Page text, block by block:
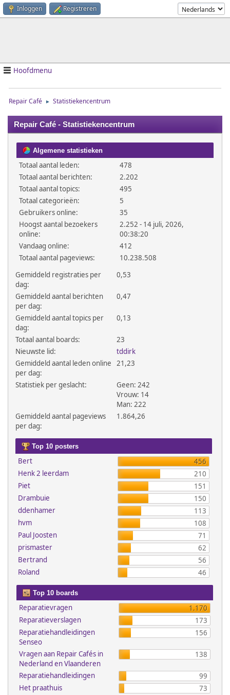
Inloggen Registreren
Hoofdmenu
Repair Café ► Statistiekencentrum
Repair Café - Statistiekencentrum
Algemene statistieken
Totaal aantal leden:
478
Totaal aantal berichten:
2.202
Totaal aantal topics:
495
Totaal categorieën:
5
Gebruikers online:
35
Hoogst aantal bezoekers
online:
2.252 - 14 juli, 2026,
00:38:20
Vandaag online:
412
Totaal aantal pageviews:
10.238.508
Gemiddeld registraties per
dag:
0,53
Gemiddeld aantal berichten
per dag:
0,47
Gemiddeld aantal topics per
dag:
0,13
Totaal aantal boards:
23
Nieuwste lid:
tddirk
Gemiddeld aantal leden online
per dag:
21,23
Statistiek per geslacht:
Geen: 242
Vrouw: 14
Man: 222
Gemiddeld aantal pageviews
per dag:
1.864,26
Top 10 posters
Bert
456
Henk 2 leerdam
210
Piet
151
Drambuie
150
ddenhamer
113
hvm
108
Paul Joosten
71
prismaster
62
Bertrand
56
Roland
46
Top 10 boards
Reparatievragen
1.170
Reparatieverslagen
173
Reparatiehandleidingen
Senseo
156
Vragen aan Repair Cafés in
Nederland en Vlaanderen
138
Reparatiehandleidingen
99
Het praathuis
73